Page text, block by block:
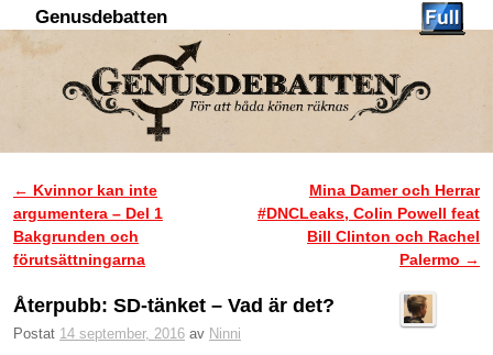
Genusdebatten
Inläggsnavigering
← Kvinnor kan inte
argumentera – Del 1
Bakgrunden och
förutsättningarna
Mina Damer och Herrar
#DNCLeaks, Colin Powell feat
Bill Clinton och Rachel
Palermo →
Återpubb: SD-tänket – Vad är det?
Postat 14 september, 2016 av Ninni